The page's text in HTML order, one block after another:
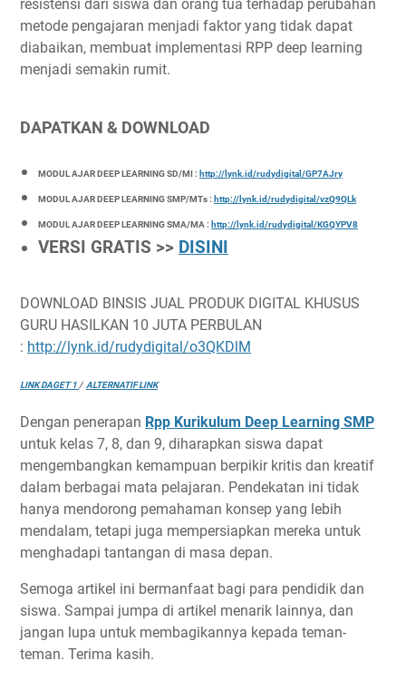
resistensi dari siswa dan orang tua terhadap perubahan
metode pengajaran menjadi faktor yang tidak dapat
diabaikan, membuat implementasi RPP deep learning
menjadi semakin rumit.
DAPATKAN & DOWNLOAD
MODUL AJAR DEEP LEARNING SD/MI : http://lynk.id/rudydigital/GP7AJry
MODUL AJAR DEEP LEARNING SMP/MTs : http://lynk.id/rudydigital/vzQ9QLk
MODUL AJAR DEEP LEARNING SMA/MA : http://lynk.id/rudydigital/KGQYPV8
VERSI GRATIS >> DISINI
DOWNLOAD BINSIS JUAL PRODUK DIGITAL KHUSUS
GURU HASILKAN 10 JUTA PERBULAN
: http://lynk.id/rudydigital/o3QKDlM
LINK DAGET 1 / ALTERNATIF LINK
Dengan penerapan Rpp Kurikulum Deep Learning SMP
untuk kelas 7, 8, dan 9, diharapkan siswa dapat
mengembangkan kemampuan berpikir kritis dan kreatif
dalam berbagai mata pelajaran. Pendekatan ini tidak
hanya mendorong pemahaman konsep yang lebih
mendalam, tetapi juga mempersiapkan mereka untuk
menghadapi tantangan di masa depan.
Semoga artikel ini bermanfaat bagi para pendidik dan
siswa. Sampai jumpa di artikel menarik lainnya, dan
jangan lupa untuk membagikannya kepada teman-
teman. Terima kasih.